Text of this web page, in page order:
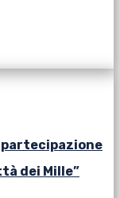
partecipazione
dei Mille”